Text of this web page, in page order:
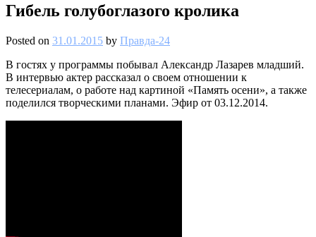
Гибель голубоглазого кролика
Posted on 31.01.2015 by Правда-24
В гостях у программы побывал Александр Лазарев младший.
В интервью актер рассказал о своем отношении к
телесериалам, о работе над картиной «Память осени», а также
поделился творческими планами. Эфир от 03.12.2014.